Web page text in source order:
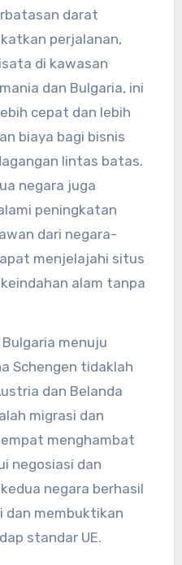
darat
perjalanan,
di kawasan
dan Bulgaria, ini
cepat dan lebih
biaya bagi bisnis
lintas batas.
negara juga
peningkatan
dari negara-
menjelajahi situs
alam tanpa
menuju
Schengen tidaklah
dan Belanda
migrasi dan
menghambat
negosiasi dan
negara berhasil
membuktikan
standar UE.